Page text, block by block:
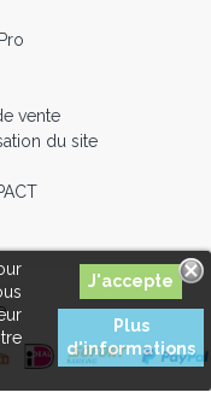
Plus
d'informations
vente
du site